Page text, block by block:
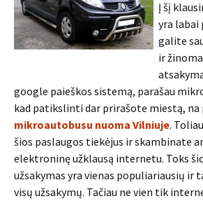
Į šį
yra labai
galite
ir
google paieškos sistemą, parašau
kad patikslinti dar prirašote miestą, na
mikroautobusu nuoma Vilniuje.
šios paslaugos tiekėjus ir skambinate
elektroninę užklausą internetu. Toks
užsakymas yra vienas populiariausių ir
visų užsakymų. Tačiau ne vien tik